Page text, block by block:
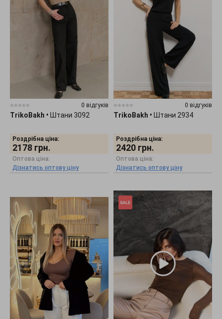
0 відгуків
TrikoBakh • Штани 3092
Роздрібна ціна:
2178 грн.
Оптова ціна:
Дізнатись оптову ціну
0 відгуків
TrikoBakh • Штани 2934
Роздрібна ціна:
2420 грн.
Оптова ціна:
Дізнатись оптову ціну